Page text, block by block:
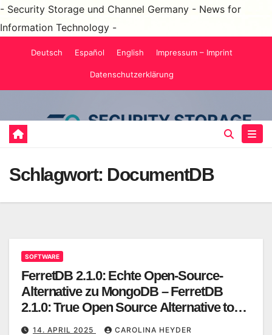
- Security Storage und Channel Germany - News for
Information Technology -
Deutsch Español English Impressum – Imprint
Datenschutzerklärung
Schlagwort: DocumentDB
SOFTWARE
FerretDB 2.1.0: Echte Open-Source-
Alternative zu MongoDB – FerretDB
2.1.0: True Open Source Alternative to
MongoDB
14. APRIL 2025 CAROLINA HEYDER